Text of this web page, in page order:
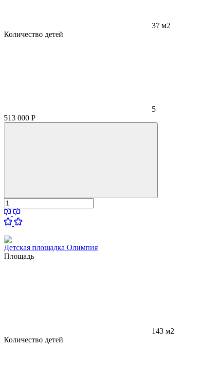
37 м2
Количество детей
5
513 000 Р
Детская площадка Олимпия
Площадь
143 м2
Количество детей